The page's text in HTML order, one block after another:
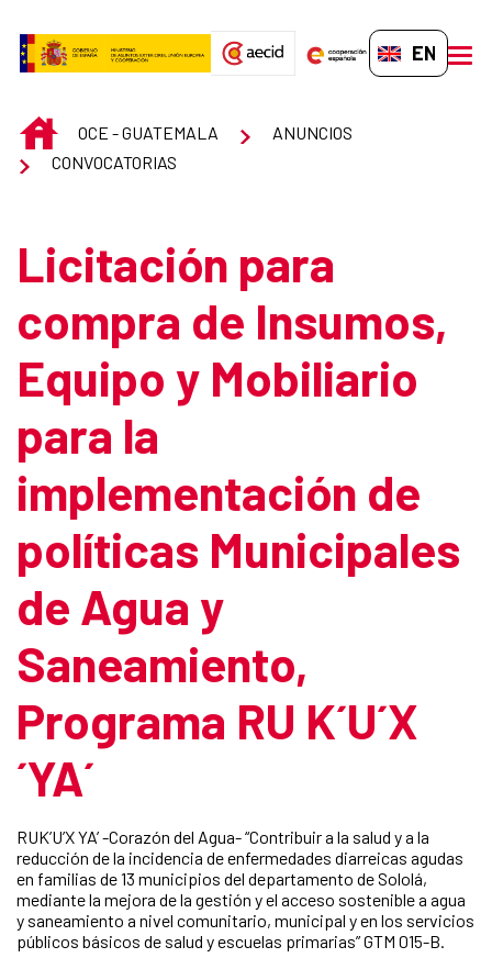
EN-GB
INICIOOCE - GUATEMALA
ANUNCIOS
CONVOCATORIAS
Licitación para
compra de Insumos,
Equipo y Mobiliario
para la
implementación de
políticas Municipales
de Agua y
Saneamiento,
Programa RU K´U´X
´YA´
RUK’U’X YA’ -Corazón del Agua- “Contribuir a la salud y a la
reducción de la incidencia de enfermedades diarreicas agudas
en familias de 13 municipios del departamento de Sololá,
mediante la mejora de la gestión y el acceso sostenible a agua
y saneamiento a nivel comunitario, municipal y en los servicios
públicos básicos de salud y escuelas primarias” GTM 015-B.